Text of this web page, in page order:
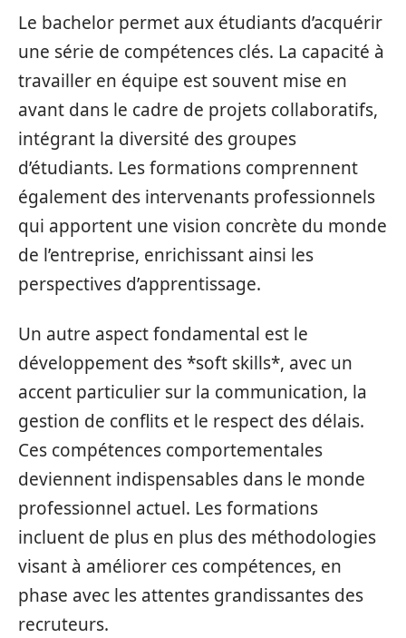
Le bachelor permet aux étudiants d’acquérir
une série de compétences clés. La capacité à
travailler en équipe est souvent mise en
avant dans le cadre de projets collaboratifs,
intégrant la diversité des groupes
d’étudiants. Les formations comprennent
également des intervenants professionnels
qui apportent une vision concrète du monde
de l’entreprise, enrichissant ainsi les
perspectives d’apprentissage.
Un autre aspect fondamental est le
développement des *soft skills*, avec un
accent particulier sur la communication, la
gestion de conflits et le respect des délais.
Ces compétences comportementales
deviennent indispensables dans le monde
professionnel actuel. Les formations
incluent de plus en plus des méthodologies
visant à améliorer ces compétences, en
phase avec les attentes grandissantes des
recruteurs.